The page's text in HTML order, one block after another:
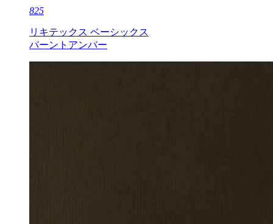
825
リキテックス ベーシックス
バーントアンバー